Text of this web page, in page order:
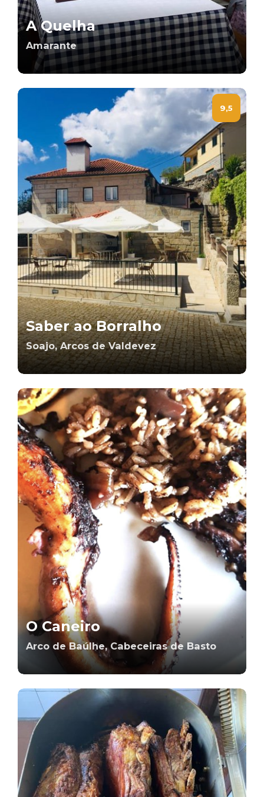
A Quelha
Amarante
9,5
Saber ao Borralho
Soajo, Arcos de Valdevez
O Caneiro
Arco de Baúlhe, Cabeceiras de Basto